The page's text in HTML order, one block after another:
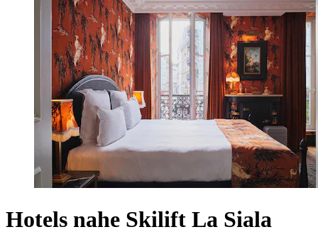
Hotels nahe Skilift La Siala